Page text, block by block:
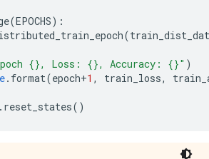
(EPOCHS):
(
{}, Loss: {}, Accuracy: {}" )
. format(epoch+1 , train_loss,
. reset_states()